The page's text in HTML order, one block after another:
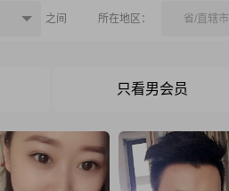
之间 所在地区： 省/直辖市
只看男会员